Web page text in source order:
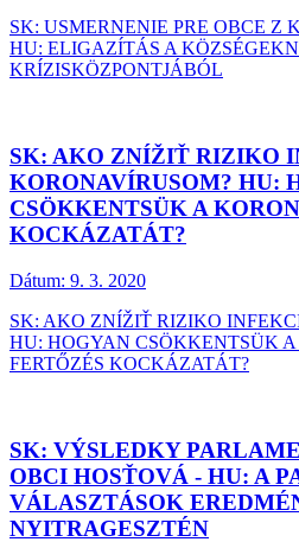
SK: USMERNENIE PRE OBCE Z
HU: ELIGAZÍTÁS A
KRÍZISKÖZPONTJÁBÓL
SK: AKO ZNÍŽIŤ RIZIKO
KORONAVÍRUSOM? HU:
CSÖKKENTSÜK A
KOCKÁZATÁT?
Dátum: 9. 3. 2020
SK: AKO ZNÍŽIŤ RIZIKO
HU: HOGYAN CSÖKKENTSÜK
FERTŐZÉS KOCKÁZATÁT?
SK: VÝSLEDKY
OBCI HOSŤOVÁ - HU: A
VÁLASZTÁSOK
NYITRAGESZTÉN